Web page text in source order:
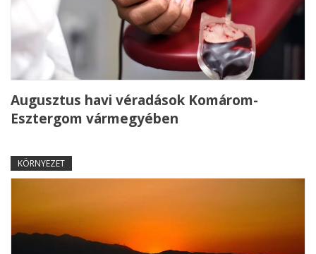
Augusztus havi véradások Komárom-
Esztergom vármegyében
KÖRNYEZET